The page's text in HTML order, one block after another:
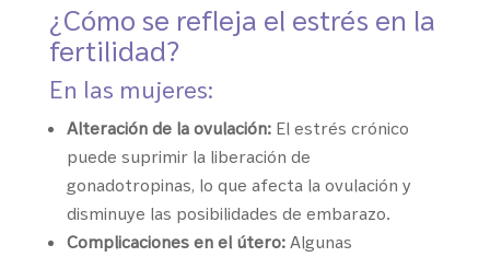
¿Cómo se refleja el estrés en la
fertilidad?
En las mujeres:
Alteración de la ovulación:El estrés crónico
puede suprimir la liberación de
gonadotropinas, lo que afecta la ovulación y
disminuye las posibilidades de embarazo.
Complicaciones en el útero:Algunas